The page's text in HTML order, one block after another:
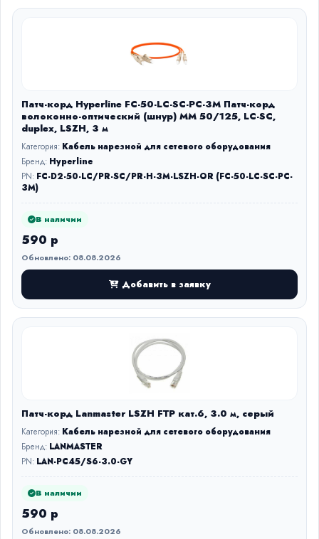
Патч-корд Hyperline FC-50-LC-SC-PC-3M Патч-корд
волоконно-оптический (шнур) MM 50/125, LC-SC,
duplex, LSZH, 3 м
Категория: Кабель нарезной для сетевого оборудования
Бренд: Hyperline
PN: FC-D2-50-LC/PR-SC/PR-H-3M-LSZH-OR (FC-50-LC-SC-PC-
3M)
В наличии
590 р
Обновлено: 08.08.2026
Добавить в заявку
Патч-корд Lanmaster LSZH FTP кат.6, 3.0 м, серый
Категория: Кабель нарезной для сетевого оборудования
Бренд: LANMASTER
PN: LAN-PC45/S6-3.0-GY
В наличии
590 р
Обновлено: 08.08.2026